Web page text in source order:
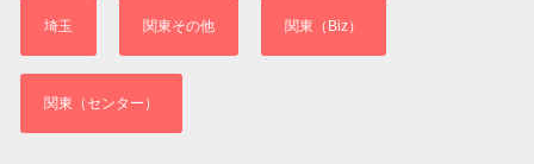
埼玉 関東その他 関東（Biz）
関東（センター）